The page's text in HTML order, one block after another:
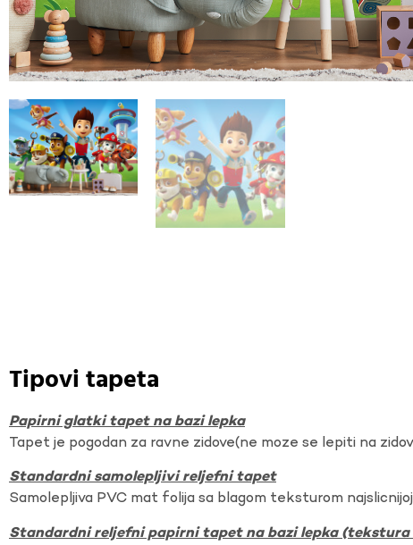
Tipovi tapeta
Papirni glatki tapet na bazi lepka
Tapet je pogodan za ravne zidove(ne moze se lepiti na
Standardni samolepljivi reljefni tapet
Samolepljiva PVC mat folija sa blagom teksturom
Standardni reljefni papirni tapet na bazi lepka (tekstura